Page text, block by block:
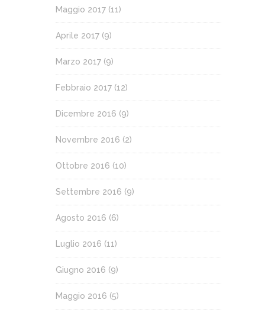
Maggio 2017 (11)
Aprile 2017 (9)
Marzo 2017 (9)
Febbraio 2017 (12)
Dicembre 2016 (9)
Novembre 2016 (2)
Ottobre 2016 (10)
Settembre 2016 (9)
Agosto 2016 (6)
Luglio 2016 (11)
Giugno 2016 (9)
Maggio 2016 (5)